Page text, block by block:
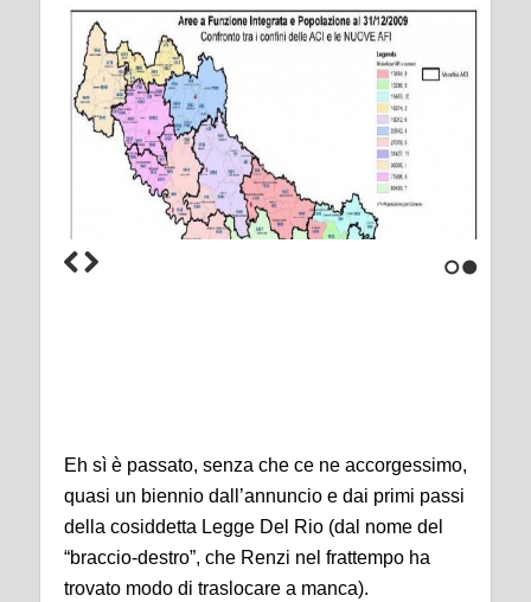
Eh sì è passato, senza che ce ne accorgessimo,
quasi un biennio dall’annuncio e dai primi passi
della cosiddetta Legge Del Rio (dal nome del
“braccio-destro”, che Renzi nel frattempo ha
trovato modo di traslocare a manca).